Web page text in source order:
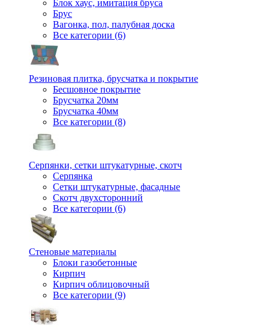
Блок хаус, имитация бруса
Брус
Вагонка, пол, палубная доска
Все категории (6)
Резиновая плитка, брусчатка и покрытие
Бесшовное покрытие
Брусчатка 20мм
Брусчатка 40мм
Все категории (8)
Серпянки, сетки штукатурные, скотч
Серпянка
Сетки штукатурные, фасадные
Скотч двухсторонний
Все категории (6)
Стеновые материалы
Блоки газобетонные
Кирпич
Кирпич облицовочный
Все категории (9)